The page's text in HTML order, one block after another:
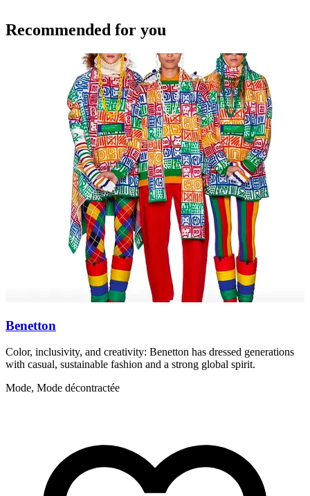
Recommended for you
Benetton
Color, inclusivity, and creativity: Benetton has dressed generations
with casual, sustainable fashion and a strong global spirit.
Mode, Mode décontractée